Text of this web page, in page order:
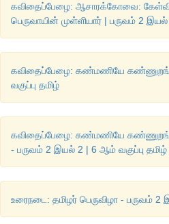
(vi) ஒப்புரவு அறிதல்
(vii)அறிவுடைமை
(vii)நட்பு.
விடை
அவளுக்கு ஒரு தீய
கவிதைப்பேழை: ஆசாரக்கோவை:
பெருவாயின் முள்ளியார் | பருவம் 2
கவிதைப்பேழை: கண்மணியே
வகுப்பு தமிழ்
கவிதைப்பேழை: கண்மணியே
- பருவம் 2 இயல் 2 | 6 ஆம் வகுப்பு தமிழ்
உரைநடை: தமிழர் பெருவிழா - பருவம் 2